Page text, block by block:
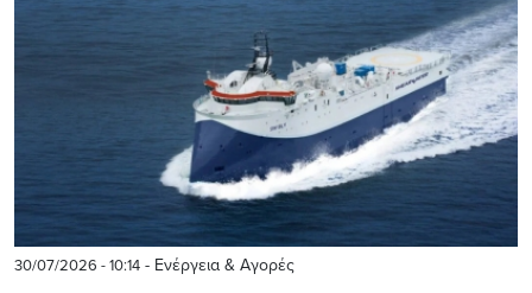
30/07/2026 - 10:14 - Ενέργεια & Αγορές